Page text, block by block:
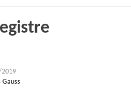
Gauss